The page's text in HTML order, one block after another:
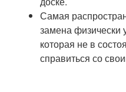
Самая
замена физически
которая не в
справиться со